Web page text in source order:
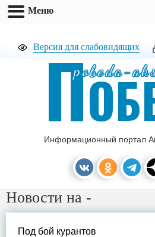
Версия для слабовидящих
pobeda-
П
Информационный портал
Новости на -
Под бой курантов
Меню